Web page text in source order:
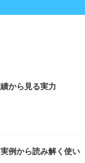
から見る実力
例から読み解く使い